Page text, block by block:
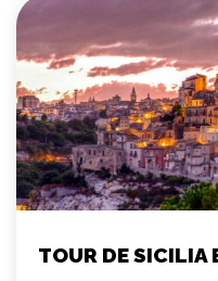
TOUR DE SICILIA